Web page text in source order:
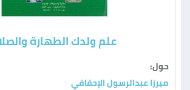
علم ولدك الطهارة
حول:
ميرزا عبدالرسول الإحقاقي